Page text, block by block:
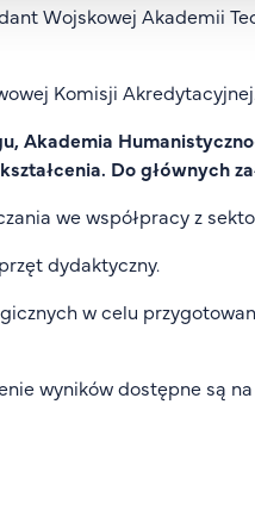
Wojskowej Akademii
Komisji Akredytacyjnej.
Akademia
Do głównych
we współpracy z
dydaktyczny.
w celu
wyników dostępne są